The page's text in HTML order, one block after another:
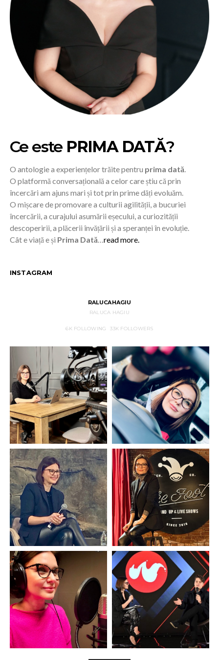
Ce este PRIMA DATĂ?
O antologie a experiențelor trăite pentru prima dată.
O platformă conversațională a celor care știu că prin
încercări am ajuns mari și tot prin prime dăți evoluăm.
O mișcare de promovare a culturii agilității, a bucuriei
încercării, a curajului asumării eșecului, a curiozității
descoperirii, a plăcerii învățării și a speranței în evoluție.
Cât e viață e și Prima Dată…read more.
INSTAGRAM
RALUCAHAGIU
RALUCA HAGIU
6KFOLLOWING 33K FOLLOWERS